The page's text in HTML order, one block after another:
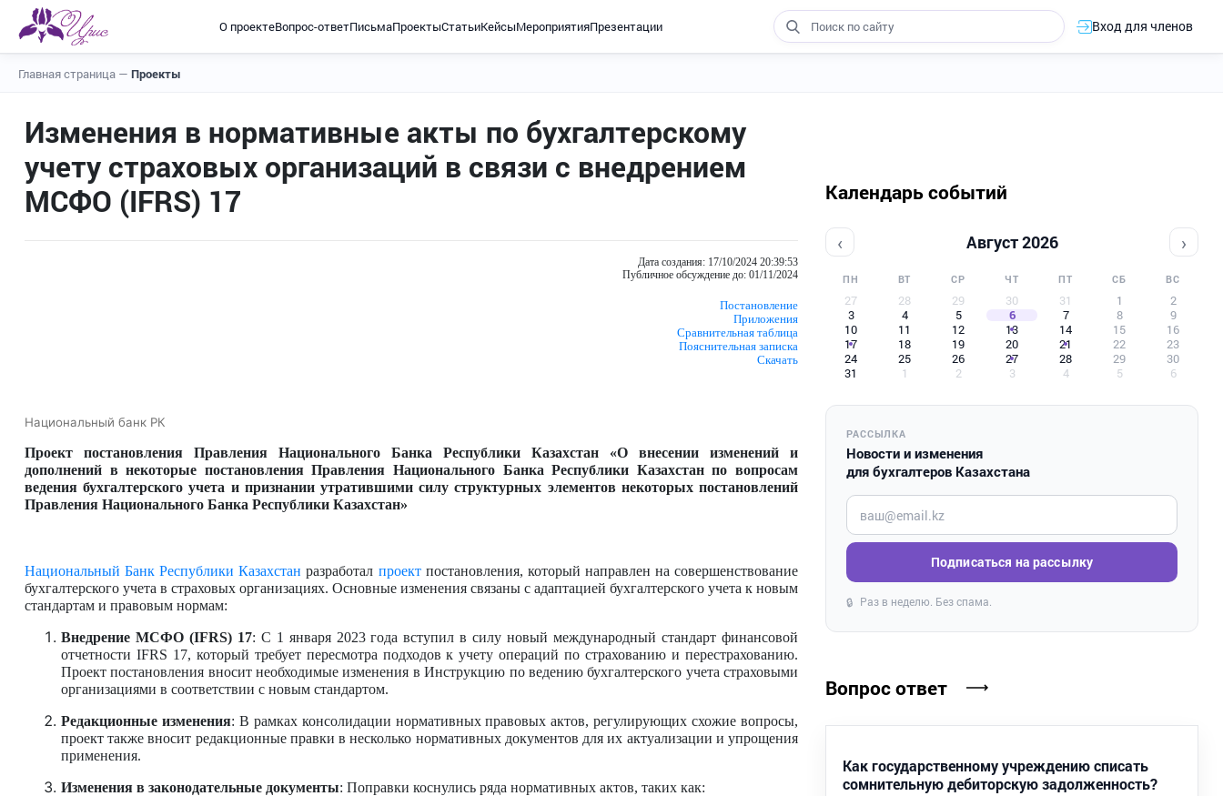
О проектеВопрос-ответПисьмаПроектыСтатьиКейсыМероприятияПрезентации Вход для членов
Главная страница — Проекты
Изменения в нормативные акты по бухгалтерскому
учету страховых организаций в связи с внедрением
МСФО (IFRS) 17
Дата создания: 17/10/2024 20:39:53
Публичное обсуждение до: 01/11/2024
Постановление
Приложения
Сравнительная таблица
Пояснительная записка
Скачать
Национальный банк РК
Проект постановления Правления Национального Банка Республики Казахстан «О внесении изменений и
дополнений в некоторые постановления Правления Национального Банка Республики Казахстан по вопросам
ведения бухгалтерского учета и признании утратившими силу структурных элементов некоторых постановлений
Правления Национального Банка Республики Казахстан»
Национальный Банк Республики Казахстан разработал проектпостановления, который направлен на совершенствование
бухгалтерского учета в страховых организациях. Основные изменения связаны с адаптацией бухгалтерского учета к новым
стандартам и правовым нормам:
Внедрение МСФО (IFRS) 17: С 1 января 2023 года вступил в силу новый международный стандарт финансовой
отчетности IFRS 17, который требует пересмотра подходов к учету операций по страхованию и перестрахованию.
Проект постановления вносит необходимые изменения в Инструкцию по ведению бухгалтерского учета страховыми
организациями в соответствии с новым стандартом.
Редакционные изменения: В рамках консолидации нормативных правовых актов, регулирующих схожие вопросы,
проект также вносит редакционные правки в несколько нормативных документов для их актуализации и упрощения
применения.
Изменения в законодательные документы: Поправки коснулись ряда нормативных актов, таких как:
Календарь событий
‹ Август 2026 ›
ПН ВТ СР ЧТ ПТ СБ ВС
27 28 29 30 31 1
2
3
4 5 6 7 8
9
10
11 12 13 14 15
16
17
18 19 20 21 22
23
24
25 26 27 28 29
30
31
1 2 3 4 5 6
РАССЫЛКА
Новости и изменения
для бухгалтеров Казахстана
Введите ваш e-mail
Подписаться на рассылку
🔒 Раз в неделю. Без спама.
Вопрос ответ
Как государственному учреждению списать
сомнительную дебиторскую задолженность?